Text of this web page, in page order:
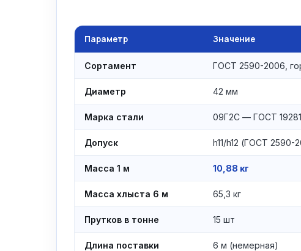
Параметр Значение
Сортамент ГОСТ 2590-2006,
Диаметр 42 мм
Марка стали 09Г2С — ГОСТ
Допуск h11/h12 (ГОСТ 2590-
Масса 1 м 10,88 кг
Масса хлыста 6 м 65,3 кг
Прутков в тонне 15 шт
Длина поставки 6 м (немерная)